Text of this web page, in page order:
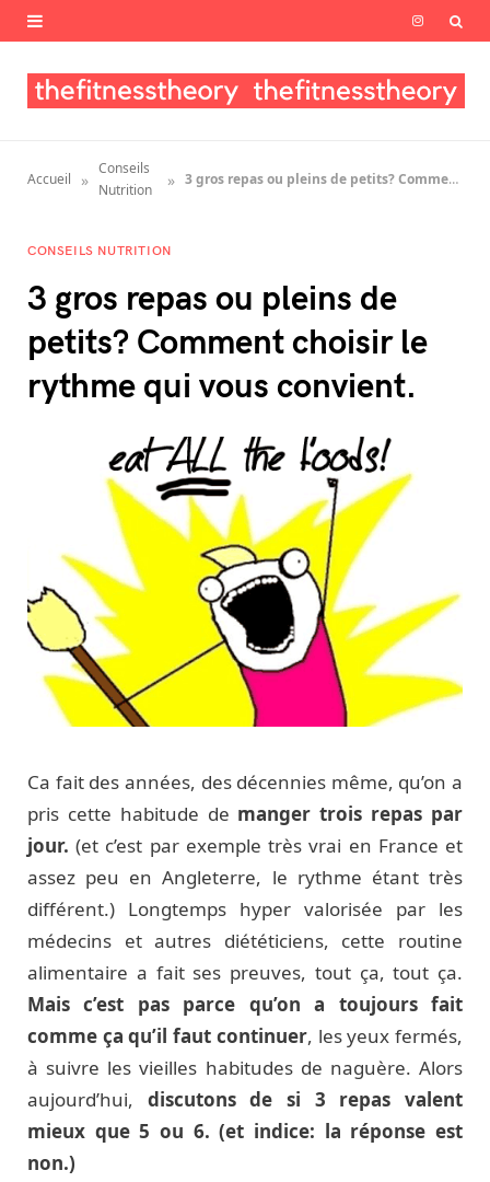
I
s
a
m
Accueil »
Conseils
Nutrition
» 3 gros repas ou pleins de petits? Comment choisir le rythme qui vous convient.
CONSEILS NUTRITION
3 gros repas ou pleins de
petits? Comment choisir le
rythme qui vous convient.
Ca fait des années, des décennies même, qu’on a
pris cette habitude de manger trois repas par
jour. (et c’est par exemple très vrai en France et
assez peu en Angleterre, le rythme étant très
différent.) Longtemps hyper valorisée par les
médecins et autres diététiciens, cette routine
alimentaire a fait ses preuves, tout ça, tout ça.
Mais c’est pas parce qu’on a toujours fait
comme ça qu’il faut continuer, les yeux fermés,
à suivre les vieilles habitudes de naguère. Alors
aujourd’hui, discutons de si 3 repas valent
mieux que 5 ou 6. (et indice: la réponse est
non.)